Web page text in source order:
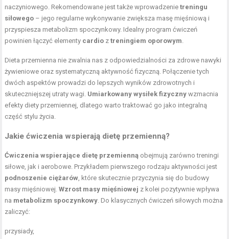
naczyniowego. Rekomendowane jest także wprowadzenietreningu
siłowego – jego regularne wykonywanie zwiększa masę mięśniową i
przyspiesza metabolizm spoczynkowy. Idealny program ćwiczeń
powinien łączyć elementy cardio ztreningiem oporowym
Dieta przemienna nie zwalnia nas z odpowiedzialności za zdrowe nawyki
żywieniowe oraz systematyczną aktywność fizyczną. Połączenie tych
dwóch aspektów prowadzi do lepszych wyników zdrowotnych i
skuteczniejszej utraty wagi. Umiarkowany wysiłek fizyczny wzmacnia
efekty diety przemiennej, dlatego warto traktować go jako integralną
część stylu życia.
Jakie ćwiczenia wspierają dietę przemienną?
Ćwiczenia wspierające dietę przemienną obejmują zarówno treningi
siłowe, jak i aerobowe. Przykładem pierwszego rodzaju aktywności jest
podnoszenie ciężarów , które skutecznie przyczynia się do budowy
masy mięśniowej.Wzrost masy mięśniowej z kolei pozytywnie wpływa
na metabolizm spoczynkowy . Do klasycznych ćwiczeń siłowych można
zaliczyć:
przysiady,